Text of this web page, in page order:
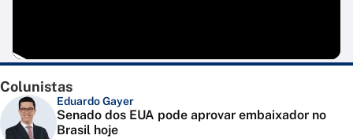
Colunistas
Eduardo Gayer
Senado dos EUA pode aprovar embaixador no
Brasil hoje